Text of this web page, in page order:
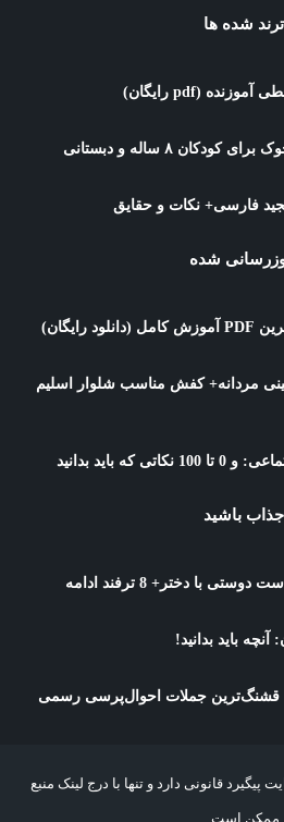
ترند شده ها
۸ ساله و دبستانی
شده
مردانه+ کفش مناسب شلوار اسلیم
باید بدانید
جذاب باشید
قانونی دارد و تنها با درج لینک منبع
ممکن است.